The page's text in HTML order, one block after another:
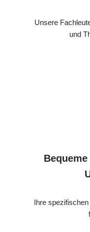
Unsere
und
Ihre